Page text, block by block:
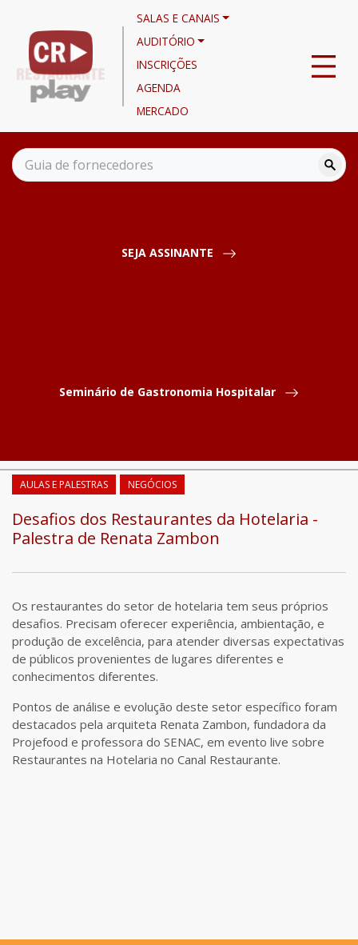
SALAS E CANAIS
AUDITÓRIO
INSCRIÇÕES
AGENDA
MERCADO
SEJA ASSINANTE
Seminário de Gastronomia Hospitalar
Canais
Aulas e Palestras
AULAS E PALESTRAS NEGÓCIOS
Desafios dos Restaurantes da Hotelaria -
Palestra de Renata Zambon
Os restaurantes do setor de hotelaria tem seus próprios
desafios. Precisam oferecer experiência, ambientação, e
produção de excelência, para atender diversas expectativas
de públicos provenientes de lugares diferentes e
conhecimentos diferentes.
Pontos de análise e evolução deste setor específico foram
destacados pela arquiteta Renata Zambon, fundadora da
Projefood e professora do SENAC, em evento live sobre
Restaurantes na Hotelaria no Canal Restaurante.